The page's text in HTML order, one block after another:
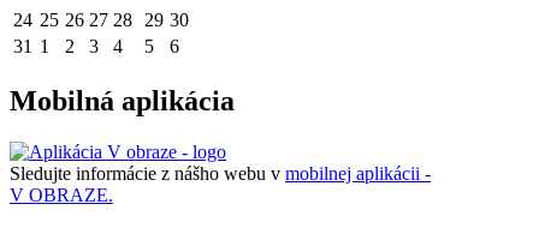
24 25 26 27 28 29 30
31 1 2 3 4 5 6
Mobilná aplikácia
Sledujte informácie z nášho webu v mobilnej aplikácii -
V OBRAZE.